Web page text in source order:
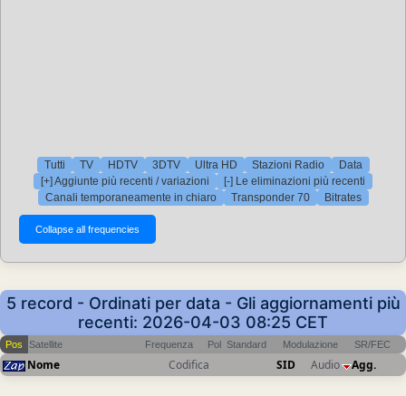
Tutti TV HDTV 3DTV Ultra HD Stazioni Radio
Data
[+] Aggiunte più recenti / variazioni
[-] Le eliminazioni più recenti
Canali temporaneamente in chiaro
Transponder 70 Bitrates
5 record - Ordinati per data - Gli aggiornamenti più
recenti: 2026-04-03 08:25 CET
Pos Satellite Frequenza Pol Standard Modulazione SR/FEC
Nome Codifica SID Audio Agg.